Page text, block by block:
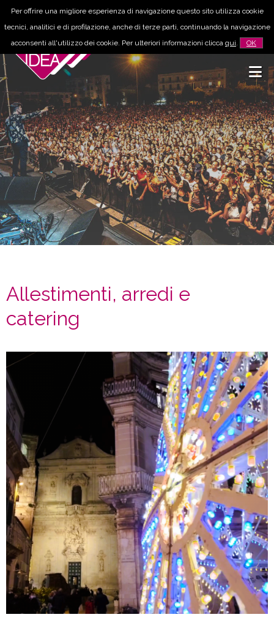
Per offrire una migliore esperienza di navigazione questo sito utilizza cookie
tecnici, analitici e di profilazione, anche di terze parti, continuando la navigazione
acconsenti all'utilizzo dei cookie. Per ulteriori informazioni clicca qui. OK
Allestimenti, arredi e
catering